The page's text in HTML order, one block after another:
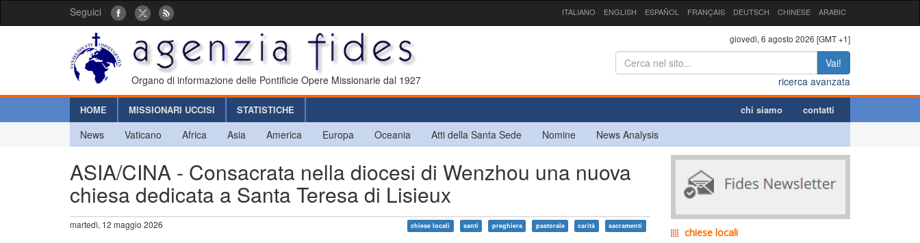
Seguici ITALIANO ENGLISH ESPAÑOL FRANÇAIS DEUTSCH CHINESE ARABIC
Organo di informazione delle Pontificie Opere Missionarie dal 1927
giovedì, 6 agosto 2026 [GMT +1]
Vai!
ricerca avanzata
HOME MISSIONARI UCCISI STATISTICHE chi siamo contatti
News Vaticano Africa Asia America Europa Oceania Atti della Santa Sede Nomine News Analysis
ASIA/CINA - Consacrata nella diocesi di Wenzhou una nuova
chiesa dedicata a Santa Teresa di Lisieux
martedì, 12 maggio 2026 chiese locali santi preghiera pastorale carità sacramenti
chiese locali